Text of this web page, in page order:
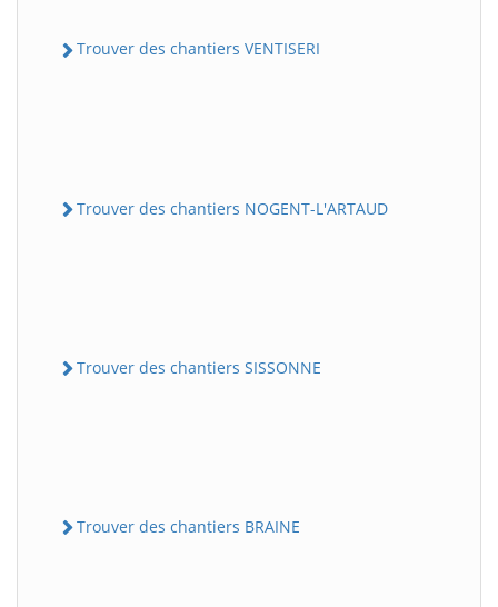
Trouver des chantiers VENTISERI
Trouver des chantiers NOGENT-L'ARTAUD
Trouver des chantiers SISSONNE
Trouver des chantiers BRAINE